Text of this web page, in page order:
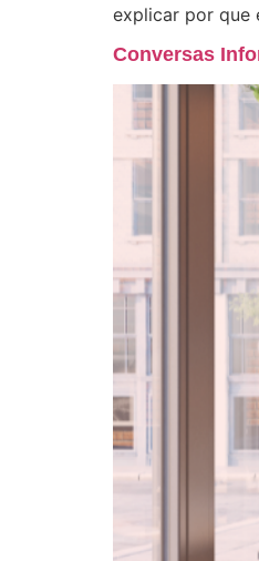
explicar por que
Conversas